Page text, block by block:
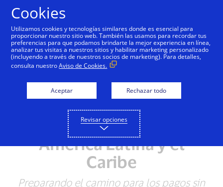
NOTAS DE PRENSA
La tecnología de chip de
Visa protege más de un
90% del volumen de
pagos presenciales en
América Latina y el
Caribe
Preparando el camino para los pagos sin
Cookies
Utilizamos cookies y tecnologías similares donde es esencial para
proporcionar nuestro sitio web. También las usamos para recordar tus
preferencias para que podamos brindarte la mejor experiencia en línea,
analizar tus visitas a nuestros sitios y habilitar marketing personalizado
(incluyendo a través de nuestros socios de marketing). Para detalles,
consulta nuestroAviso de Cookies.
Aceptar Rechazar todo
Revisar opciones